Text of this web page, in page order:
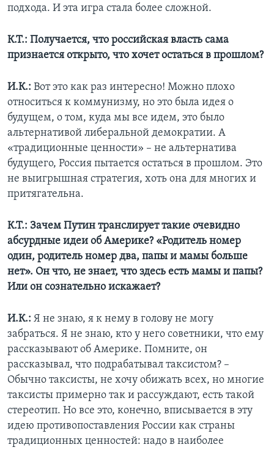
подхода. И эта игра стала более сложной.
К.Т.: Получается, что российская власть сама
признается открыто, что хочет остаться в прошлом?
И.К.: Вот это как раз интересно! Можно плохо
относиться к коммунизму, но это была идея о
будущем, о том, куда мы все идем, это было
альтернативой либеральной демократии. А
«традиционные ценности» – не альтернатива
будущего, Россия пытается остаться в прошлом. Это
не выигрышная стратегия, хоть она для многих и
притягательна.
К.Т.: Зачем Путин транслирует такие очевидно
абсурдные идеи об Америке? «Родитель номер
один, родитель номер два, папы и мамы больше
нет». Он что, не знает, что здесь есть мамы и папы?
Или он сознательно искажает?
И.К.: Я не знаю, я к нему в голову не могу
забраться. Я не знаю, кто у него советники, что ему
рассказывают об Америке. Помните, он
рассказывал, что подрабатывал таксистом? –
Обычно таксисты, не хочу обижать всех, но многие
таксисты примерно так и рассуждают, есть такой
стереотип. Но все это, конечно, вписывается в эту
идею противопоставления России как страны
традиционных ценностей: надо в наиболее